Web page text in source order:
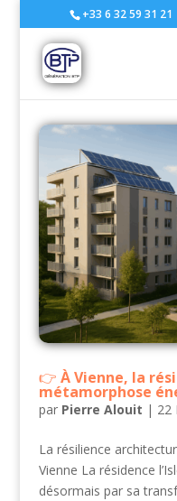
+33 6 32 59 31 21
À Vienne, la
métamorphose
par Pierre Alouit | 22
La résilience
Vienne La résidence
désormais par sa